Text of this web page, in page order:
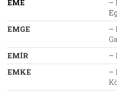
EME
–
EMGE
–
EMÍR
–
EMKE
–